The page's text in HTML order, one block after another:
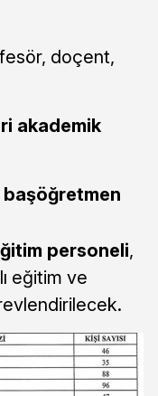
doçent,
akademik
başöğretmen
personeli,
eğitim ve